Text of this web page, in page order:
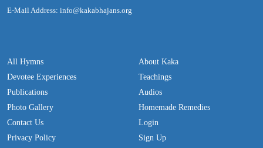
E-Mail Address: info@kakabhajans.org
All Hymns
Devotee Experiences
Publications
Photo Gallery
Contact Us
Privacy Policy
About Kaka
Teachings
Audios
Homemade Remedies
Login
Sign Up